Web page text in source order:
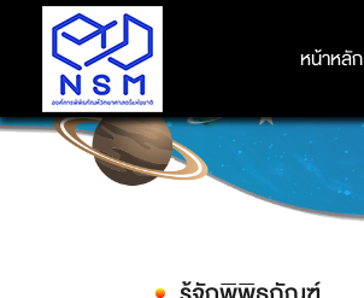
หน้าหลัก
หน้าหลัก